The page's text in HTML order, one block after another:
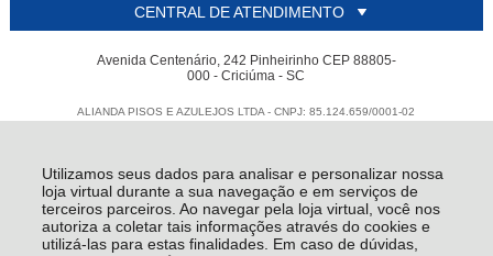
Utilizamos seus dados para analisar e personalizar nossa
loja virtual durante a sua navegação e em serviços de
terceiros parceiros. Ao navegar pela loja virtual, você nos
autoriza a coletar tais informações através do cookies e
utilizá-las para estas finalidades. Em caso de dúvidas,
CENTRAL DE ATENDIMENTO
Avenida Centenário, 242 Pinheirinho CEP 88805-
000 - Criciúma - SC
ALIANDA PISOS E AZULEJOS LTDA - CNPJ: 85.124.659/0001-02